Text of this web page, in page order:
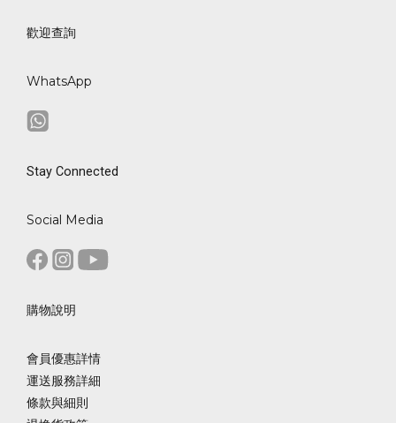
歡迎查詢
WhatsApp
Stay Connected
Social Media
購物說明
會員優惠詳情
運送服務詳細
條款與細則